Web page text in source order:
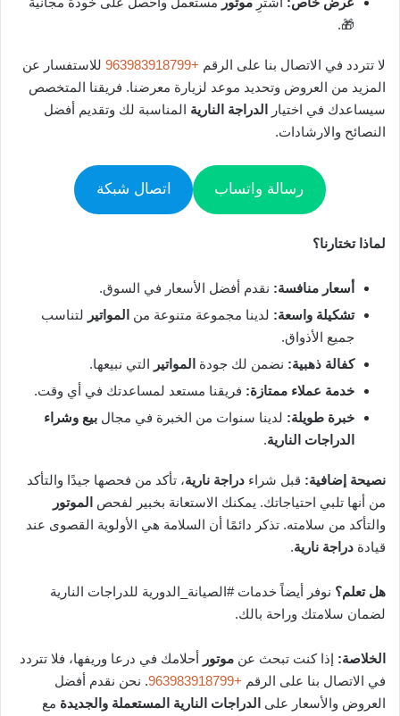
🎁.
لا تتردد في الاتصال بنا على الرقم +963983918799
للاستفسار عن
المزيد من العروض وتحديد موعد لزيارة معرضنا. فريقنا المتخصص
سيساعدك في اختيار
الدراجة النارية المناسبة لك وتقديم أفضل
النصائح والارشادات.
رسالة واتساب اتصال شبكة
لماذا تختارنا؟
أسعار منافسة: نقدم أفضل الأسعار في السوق.
تشكيلة واسعة: لدينا مجموعة متنوعة من المواتير لتناسب
جميع الأذواق.
كفالة ذهبية: نضمن لك جودة المواتير التي نبيعها.
خدمة عملاء ممتازة: فريقنا مستعد لمساعدتك في أي وقت.
خبرة طويلة: لدينا سنوات من الخبرة في مجال بيع وشراء
الدراجات النارية.
نصيحة إضافية: قبل شراء دراجة نارية، تأكد من فحصها جيدًا والتأكد
من أنها تلبي احتياجاتك. يمكنك الاستعانة بخبير لفحص الموتور
والتأكد من سلامته. تذكر دائمًا أن السلامة هي الأولوية القصوى عند
قيادة دراجة نارية.
هل تعلم؟ نوفر أيضاً خدمات #الصيانة_الدورية للدراجات النارية
لضمان سلامتك وراحة بالك.
الخلاصة: إذا كنت تبحث عن موتور أحلامك في درعا وريفها، فلا تتردد
في الاتصال بنا على الرقم +963983918799
. نحن نقدم أفضل
العروض والأسعار على الدراجات النارية المستعملة والجديدة مع